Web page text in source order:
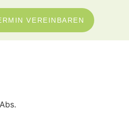
VEREINBAREN